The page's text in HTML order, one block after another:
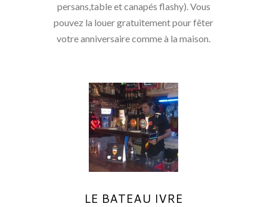
persans,table et canapés flashy). Vous
pouvez la louer gratuitement pour fêter
votre anniversaire comme à la maison.
LE BATEAU IVRE